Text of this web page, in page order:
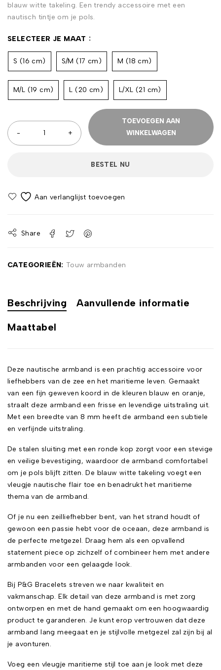
blauw witte takeling. Een trendy accessoire met een
nautisch tintje om je pols.
SELECTEER JE MAAT
S (16 cm) S/M (17 cm) M (18 cm)
M/L (19 cm) L (20 cm) L/XL (21 cm)
TOEVOEGEN AAN
WINKELWAGEN
BESTEL NU
Share
CATEGORIEËN: Touw armbanden
Beschrijving Aanvullende informatie
Maattabel
Deze nautische armband is een prachtig accessoire voor
liefhebbers van de zee en het maritieme leven. Gemaakt
van een fijn geweven koord in de kleuren blauw en oranje,
straalt deze armband een frisse en levendige uitstraling uit.
Met een breedte van 8 mm heeft de armband een subtiele
en verfijnde uitstraling.
De stalen sluiting met een ronde kop zorgt voor een stevige
en veilige bevestiging, waardoor de armband comfortabel
om je pols blijft zitten. De blauw witte takeling voegt een
vleugje nautische flair toe en benadrukt het maritieme
thema van de armband.
Of je nu een zeilliefhebber bent, van het strand houdt of
gewoon een passie hebt voor de oceaan, deze armband is
de perfecte metgezel. Draag hem als een opvallend
statement piece op zichzelf of combineer hem met andere
armbanden voor een gelaagde look.
Bij P&G Bracelets streven we naar kwaliteit en
vakmanschap. Elk detail van deze armband is met zorg
ontworpen en met de hand gemaakt om een hoogwaardig
product te garanderen. Je kunt erop vertrouwen dat deze
armband lang meegaat en je stijlvolle metgezel zal zijn bij al
je avonturen.
Voeg een vleugje maritieme stijl toe aan je look met deze